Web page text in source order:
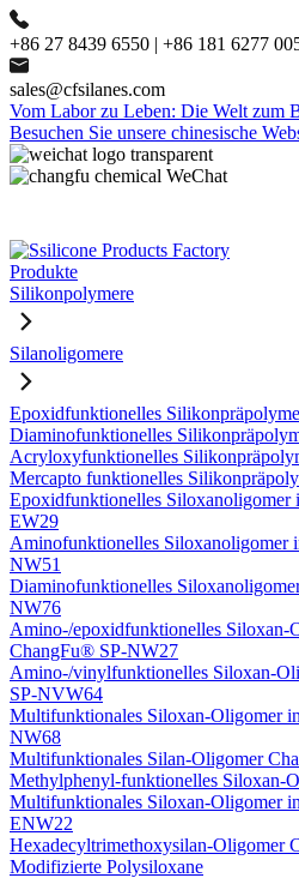
+86 27 8439 6550 | +86 181 6277
sales@cfsilanes.com
Vom Labor zu Leben: Die Welt zum
Besuchen Sie unsere chinesische
Produkte
Silikonpolymere
Silanoligomere
Epoxidfunktionelles
Diaminofunktionelles
Acryloxyfunktionelles
Mercapto funktionelles
Epoxidfunktionelles Siloxanoligomer
EW29
Aminofunktionelles Siloxanoligomer
NW51
Diaminofunktionelles
NW76
Amino-/epoxidfunktionelles Siloxan-
ChangFu® SP-NW27
Amino-/vinylfunktionelles Siloxan-
SP-NVW64
Multifunktionales Siloxan-Oligomer
NW68
Multifunktionales Silan-Oligomer
Methylphenyl-funktionelles Siloxan-
Multifunktionales Siloxan-Oligomer
ENW22
Hexadecyltrimethoxysilan-Oligomer
Modifizierte Polysiloxane